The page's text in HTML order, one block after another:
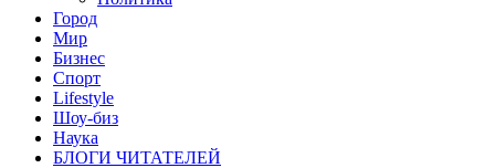
Город
Мир
Бизнес
Спорт
Lifestyle
Шоу-биз
Наука
БЛОГИ ЧИТАТЕЛЕЙ